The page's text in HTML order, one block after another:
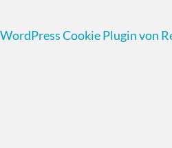
WordPress Cookie Plugin von